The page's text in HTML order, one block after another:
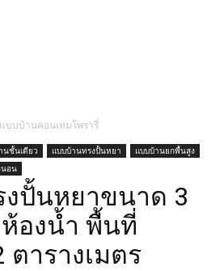
แบบบ้านคอนเทมโพรารี่
นชั้นเดียว แบบบ้านทรงปั้นหยา
แบบบ้านยกพื้นสูง
นอน
ปั้นหยาขนาด 3
องน้ำ พื้นที่
ตารางเมตร